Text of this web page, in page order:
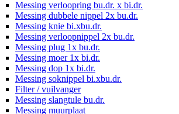
Messing verloopring bu.dr. x bi.dr.
Messing dubbele nippel 2x bu.dr.
Messing knie bi.xbu.dr.
Messing verloopnippel 2x bu.dr.
Messing plug 1x bu.dr.
Messing moer 1x bi.dr.
Messing dop 1x bi.dr.
Messing soknippel bi.xbu.dr.
Filter / vuilvanger
Messing slangtule bu.dr.
Messing muurplaat